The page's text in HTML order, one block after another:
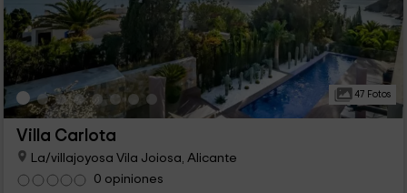
47 Fotos
Villa Carlota
La/villajoyosa Vila Joiosa, Alicante
0 opiniones